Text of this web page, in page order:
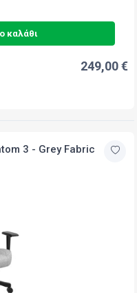
καλάθι
249,00 €
3 - Grey Fabric